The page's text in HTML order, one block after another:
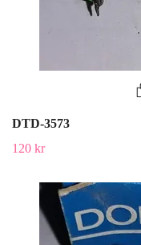
DTD-3573
120 kr